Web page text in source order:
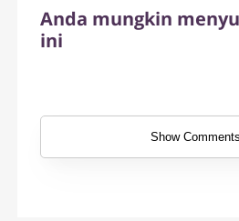
Anda mungkin
ini
Show